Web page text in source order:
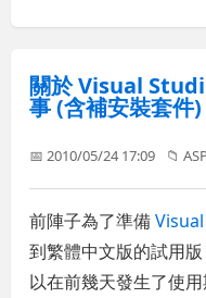
關於 Visual
事 (含補安裝套件)
📅 2010/05/24 17:09 📁
前陣子為了準備
到繁體中文版的試用
以在前幾天發生了使